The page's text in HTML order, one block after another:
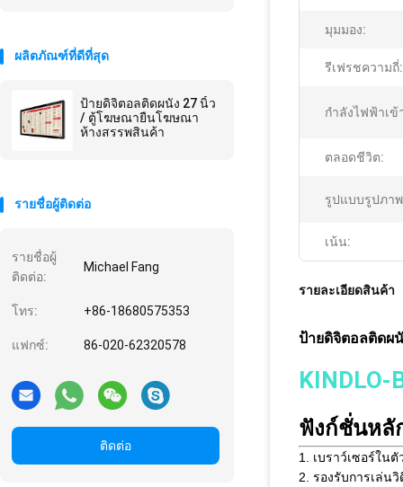
ผลิตภัณฑ์ที่ดีที่สุด
ป้ายดิจิตอลติดผนัง 27 นิ้ว
/ ตู้โฆษณายืนโฆษณา
ห้างสรรพสินค้า
รายชื่อผู้ติดต่อ
รายชื่อผู้
ติดต่อ:
Michael Fang
โทร: +86-18680575353
แฟกซ์: 86-020-62320578
ติดต่อ
มุมมอง:
รีเฟรชความถี่:
กำลังไฟฟ้าเข้
ตลอดชีวิต:
รูปแบบรูปภา
เน้น:
รายละเอียดสินค้า
ป้ายดิจิตอลติดผ
KINDLO-
ฟังก์ชั่นหลั
1. เบราว์เซอร์ใน
2. รองรับการเล่น